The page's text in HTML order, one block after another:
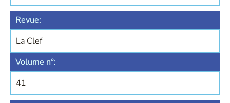
Revue:
La Clef
Volume n°:
41